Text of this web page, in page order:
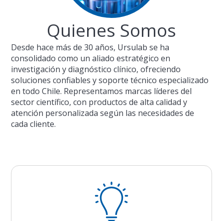
Quienes Somos
Desde hace más de 30 años, Ursulab se ha
consolidado como un aliado estratégico en
investigación y diagnóstico clínico, ofreciendo
soluciones confiables y soporte técnico especializado
en todo Chile. Representamos marcas líderes del
sector científico, con productos de alta calidad y
atención personalizada según las necesidades de
cada cliente.